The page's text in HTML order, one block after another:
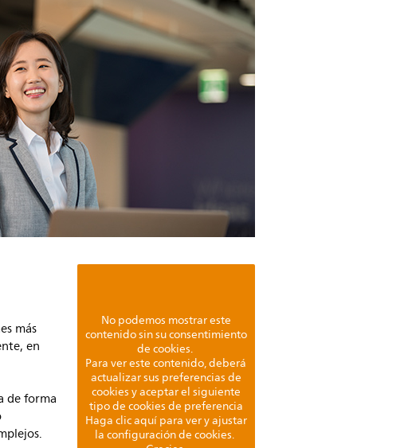
más
en
de forma
No podemos mostrar este
contenido sin su consentimiento
de cookies.
Para ver este contenido, deberá
actualizar sus preferencias de
cookies y aceptar el siguiente
tipo de cookies de preferencia
Haga clic aquí para ver y ajustar
la configuración de cookies.